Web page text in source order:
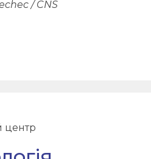
/ CNS
центр